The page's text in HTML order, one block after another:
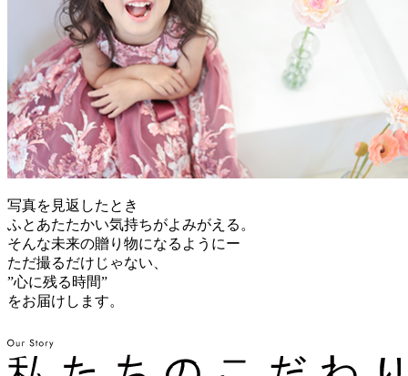
写真を見返したとき
ふとあたたかい気持ちがよみがえる。
そんな未来の贈り物になるようにー
ただ撮るだけじゃない、
”心に残る時間”
をお届けします。